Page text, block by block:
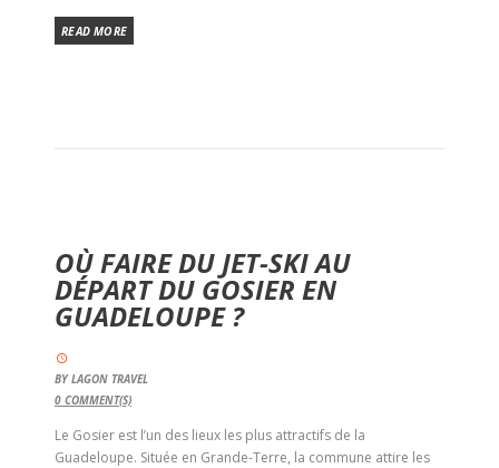
READ MORE
OÙ FAIRE DU JET-SKI AU
DÉPART DU GOSIER EN
GUADELOUPE ?
BYLAGON TRAVEL
0 COMMENT(S)
Le Gosier est l’un des lieux les plus attractifs de la
Guadeloupe. Située en Grande-Terre, la commune attire les